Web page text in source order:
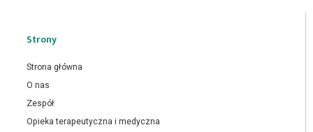
Strony
Strona główna
O nas
Zespół
Opieka terapeutyczna i medyczna